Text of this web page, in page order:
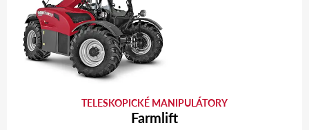
TELESKOPICKÉ MANIPULÁTORY
Farmlift